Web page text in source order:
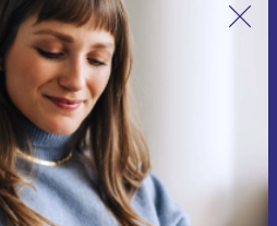
na nasz newsletter!
żadnej oferty.
się